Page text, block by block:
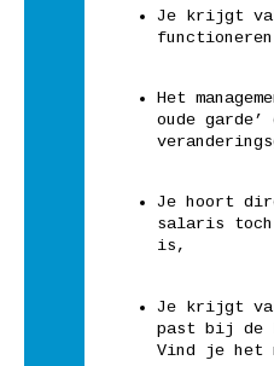
Je krijgt
Het
oude
Je hoort
salaris toch
is,
Je krijgt
past bij de
Vind je het